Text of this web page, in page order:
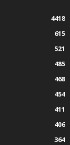
4418
615
521
485
468
454
411
406
364